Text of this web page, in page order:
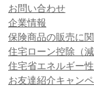
お問い合わせ
企業情報
保険商品の販売に
住宅ローン控除（
住宅省エネルギー
お友達紹介キャン